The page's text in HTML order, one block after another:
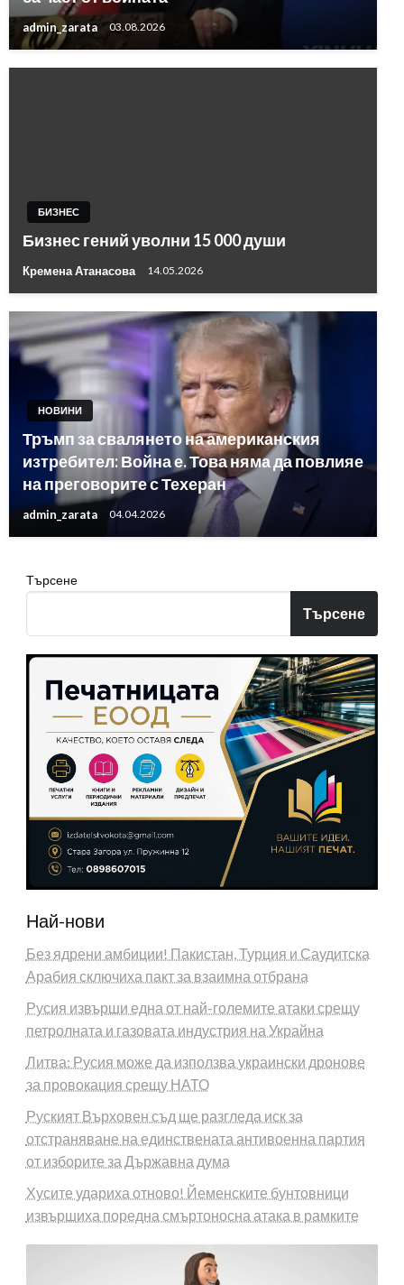
admin_zarata 03.08.2026
БИЗНЕС
Бизнес гений уволни 15 000 души
Кремена Атанасова 14.05.2026
НОВИНИ
Тръмп за свалянето на американския
изтребител: Война е. Това няма да повлияе
на преговорите с Техеран
admin_zarata 04.04.2026
Търсене
Търсене
Най-нови
Без ядрени амбиции! Пакистан, Турция и Саудитска
Арабия сключиха пакт за взаимна отбрана
Русия извърши една от най-големите атаки срещу
петролната и газовата индустрия на Украйна
Литва: Русия може да използва украински дронове
за провокация срещу НАТО
Руският Върховен съд ще разгледа иск за
отстраняване на единствената антивоенна партия
от изборите за Държавна дума
Хусите удариха отново! Йеменските бунтовници
извършиха поредна смъртоносна атака в рамките